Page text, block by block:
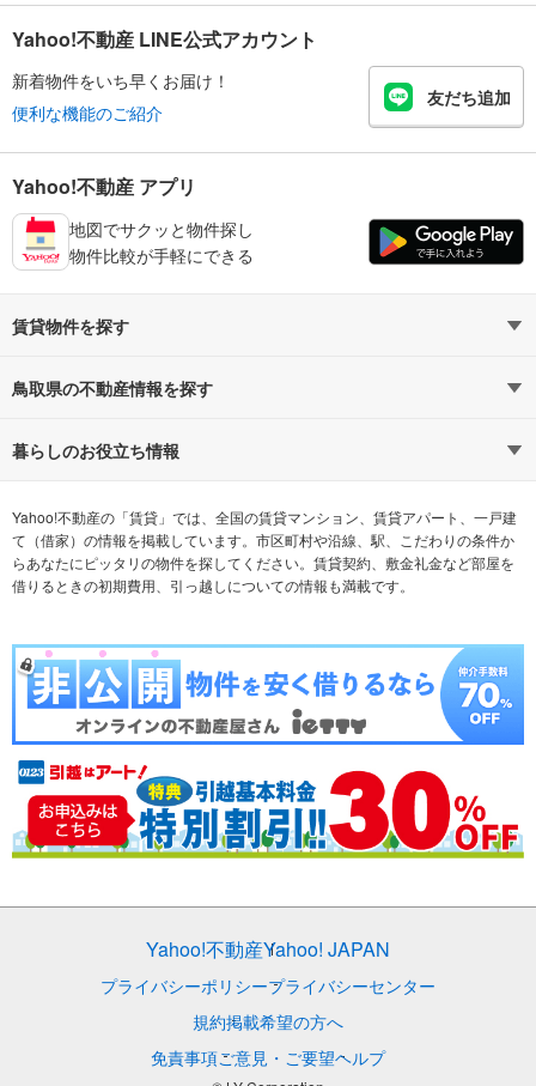
Yahoo!不動産 LINE公式アカウント
新着物件をいち早くお届け！
便利な機能のご紹介
友だち追加
Yahoo!不動産 アプリ
地図でサクッと物件探し
物件比較が手軽にできる
賃貸物件を探す
路線・駅から探す
通勤時間から探す
不動産会社から探す 希望の条件から探す
テーマから探す ランキングから探す
鳥取県の不動産情報を探す
不動産・住宅
新築マンション 中古マンション
新築一戸建て 中古一戸建て
注文住宅 土地
売却査定
暮らしのお役立ち情報
マンションカタログ 教えて！住まいの先生
Yahoo!不動産の「賃貸」では、全国の賃貸マンション、賃貸アパート、一戸建
て（借家）の情報を掲載しています。市区町村や沿線、駅、こだわりの条件か
らあなたにピッタリの物件を探してください。賃貸契約、敷金礼金など部屋を
借りるときの初期費用、引っ越しについての情報も満載です。
Yahoo!不動産Yahoo! JAPAN
プライバシーポリシープライバシーセンター
規約掲載希望の方へ
免責事項ご意見・ご要望ヘルプ